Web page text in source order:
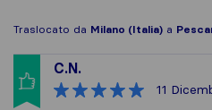
Traslocato da Milano (Italia) a
C.N.
11